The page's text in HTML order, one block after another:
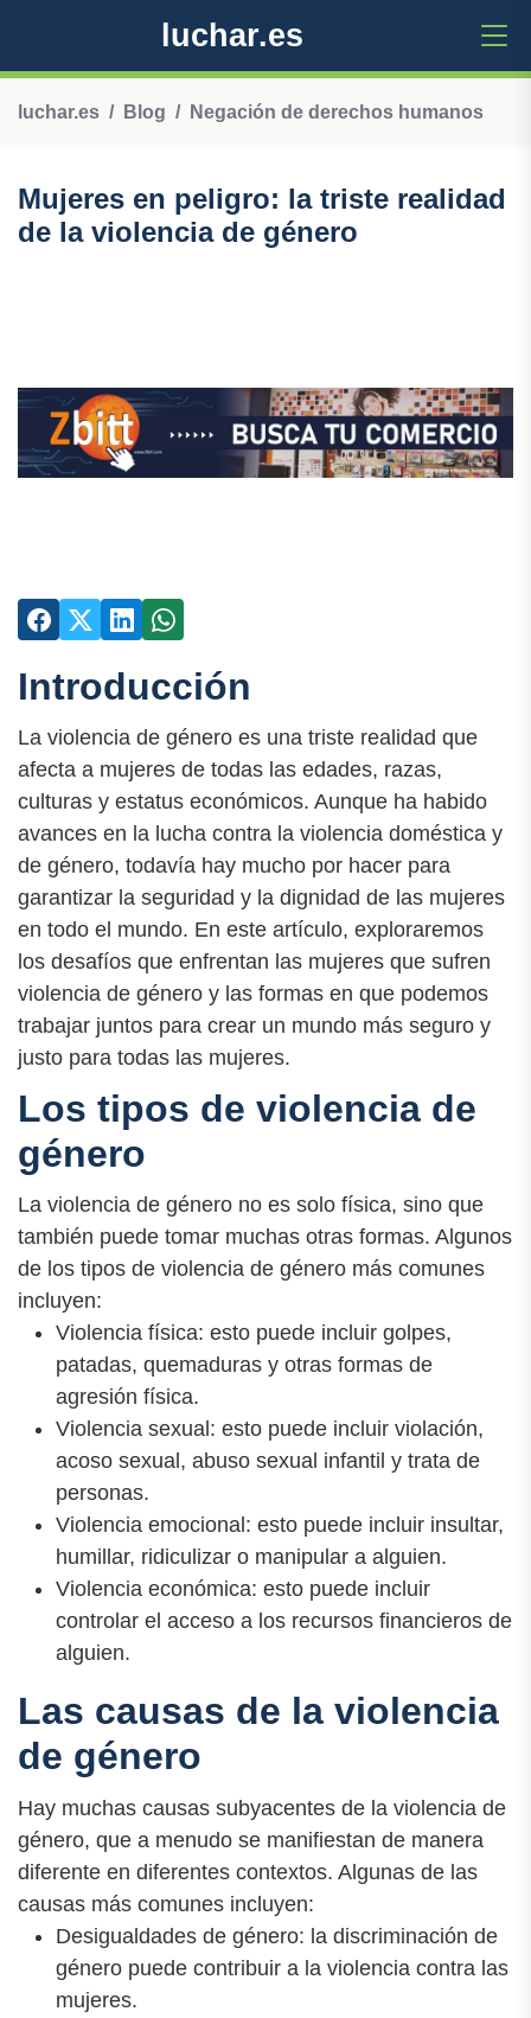
luchar.es
luchar.es Blog Negación de derechos humanos
Mujeres en peligro: la triste realidad
de la violencia de género
Introducción
La violencia de género es una triste realidad que
afecta a mujeres de todas las edades, razas,
culturas y estatus económicos. Aunque ha habido
avances en la lucha contra la violencia doméstica y
de género, todavía hay mucho por hacer para
garantizar la seguridad y la dignidad de las mujeres
en todo el mundo. En este artículo, exploraremos
los desafíos que enfrentan las mujeres que sufren
violencia de género y las formas en que podemos
trabajar juntos para crear un mundo más seguro y
justo para todas las mujeres.
Los tipos de violencia de
género
La violencia de género no es solo física, sino que
también puede tomar muchas otras formas. Algunos
de los tipos de violencia de género más comunes
incluyen:
Violencia física: esto puede incluir golpes,
patadas, quemaduras y otras formas de
agresión física.
Violencia sexual: esto puede incluir violación,
acoso sexual, abuso sexual infantil y trata de
personas.
Violencia emocional: esto puede incluir insultar,
humillar, ridiculizar o manipular a alguien.
Violencia económica: esto puede incluir
controlar el acceso a los recursos financieros de
alguien.
Las causas de la violencia
de género
Hay muchas causas subyacentes de la violencia de
género, que a menudo se manifiestan de manera
diferente en diferentes contextos. Algunas de las
causas más comunes incluyen:
Desigualdades de género: la discriminación de
género puede contribuir a la violencia contra las
mujeres.